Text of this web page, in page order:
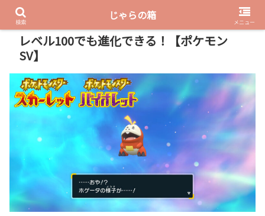
PR
レベル100でも進化できる！【ポケモン
SV】
検索
じゃらの箱
メニュー